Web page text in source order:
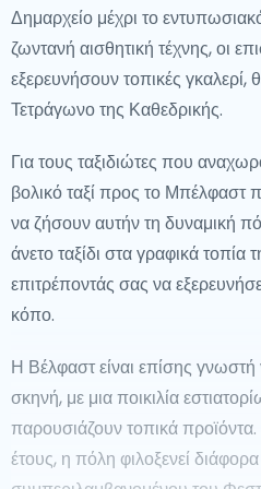
φύσης, το Giant's Causeway, με
δομές του, και τα εκπληκτικά
προορισμοί που πρέπει να δείτε
ομορφιά της Ιρλανδίας.
Εκτός των Πεπατημένων
Αν αναζητάτε γαλήνη μακριά
αγριεμένα τοπία του Donegal
Wild Atlantic Way προσφέρουν
Donegal είναι γνωστό για τις
του Adare προσφέρουν μια
ιρλανδική ζωή. Οι Νησίδες των
προορισμοί για ταξιδιώτες που
φύση και την κληρονομιά.
Δημαρχείο μέχρι το
ζωντανή αισθητική τέχνης, οι
εξερευνήσουν τοπικές γκαλερί,
Τετράγωνο της Καθεδρικής.
Για τους ταξιδιώτες που
βολικό ταξί προς το Μπέλφαστ
να ζήσουν αυτήν τη δυναμική
άνετο ταξίδι στα γραφικά τοπία
επιτρέποντάς σας να
κόπο.
Η Βέλφαστ είναι επίσης γνωστή
σκηνή, με μια ποικιλία
παρουσιάζουν τοπικά
έτους, η πόλη φιλοξενεί